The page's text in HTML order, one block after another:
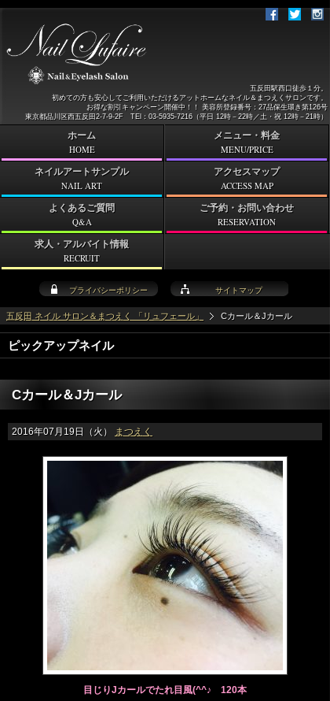
五反田 ネイル サロン＆まつえく 「リュフェール」 Cカール＆Jカール
ピックアップネイル
Cカール＆Jカール
2016年07月19日（火） まつえく
目じりJカールでたれ目風(^^♪ 120本
プライバシーポリシー サイトマップ
五反田駅西口徒歩１分。
初めての方も安心してご利用いただけるアットホームなネイル＆まつえくサロンです。
お得な割引キャンペーン開催中！！ 美容所登録番号：27品保生環き第126号
東京都品川区西五反田2-7-9-2F TEl：03-5935-7216（平日 12時－22時／土・祝 12時－21時）
ホーム
HOME
メニュー・料金
MENU/PRICE
ネイルアートサンプル
NAIL ART
アクセスマップ
ACCESS MAP
よくあるご質問
Q&A
ご予約・お問い合わせ
RESERVATION
求人・アルバイト情報
RECRUIT